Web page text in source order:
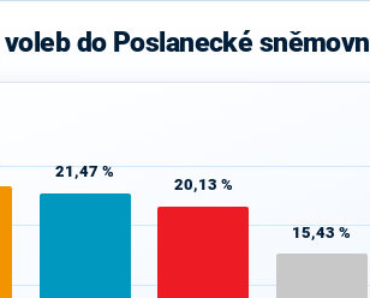
do Poslanecké
21,47 %
20,13 %
15,43 %